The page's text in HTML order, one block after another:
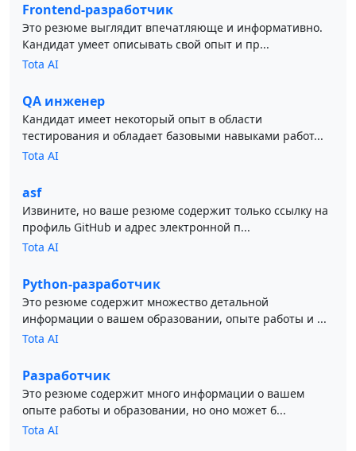
Frontend-разработчик
Это резюме выглядит впечатляюще и информативно.
Кандидат умеет описывать свой опыт и пр...
Tota AI
QA инженер
Кандидат имеет некоторый опыт в области
тестирования и обладает базовыми навыками работ...
Tota AI
asf
Извините, но ваше резюме содержит только ссылку на
профиль GitHub и адрес электронной п...
Tota AI
Python-разработчик
Это резюме содержит множество детальной
информации о вашем образовании, опыте работы и ...
Tota AI
Разработчик
Это резюме содержит много информации о вашем
опыте работы и образовании, но оно может б...
Tota AI